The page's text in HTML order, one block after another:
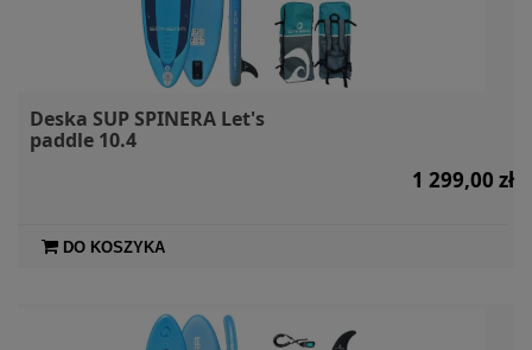
Deska SUP SPINERA Let's
paddle 10.4
1 299,00 zł
DO KOSZYKA